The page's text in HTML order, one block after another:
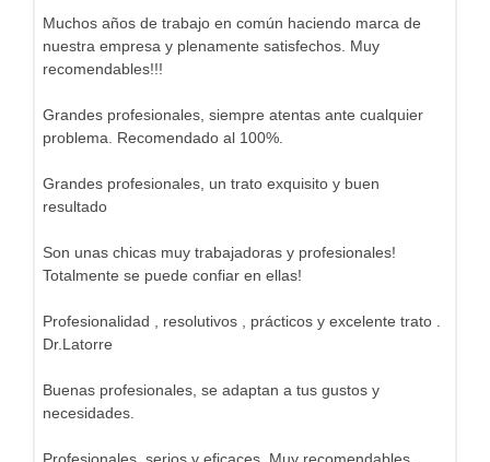
Muchos años de trabajo en común haciendo marca de
nuestra empresa y plenamente satisfechos. Muy
recomendables!!!
Grandes profesionales, siempre atentas ante cualquier
problema. Recomendado al 100%.
Grandes profesionales, un trato exquisito y buen
resultado
Son unas chicas muy trabajadoras y profesionales!
Totalmente se puede confiar en ellas!
Profesionalidad , resolutivos , prácticos y excelente trato .
Dr.Latorre
Buenas profesionales, se adaptan a tus gustos y
necesidades.
Profesionales, serios y eficaces. Muy recomendables.